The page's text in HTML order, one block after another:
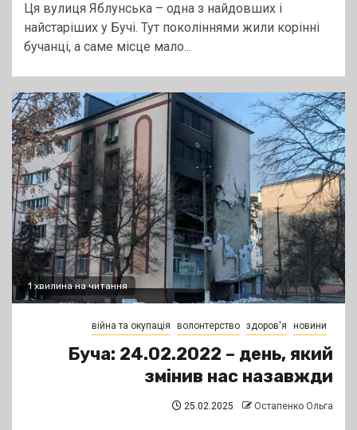
Ця вулиця Яблунська – одна з найдовших і
найстаріших у Бучі. Тут поколіннями жили корінні
бучанці, а саме місце мало...
1 хвилина на читання
війна та окупація волонтерство здоров'я новини
Буча: 24.02.2022 – день, який
змінив нас назавжди
25.02.2025 Остапенко Ольга